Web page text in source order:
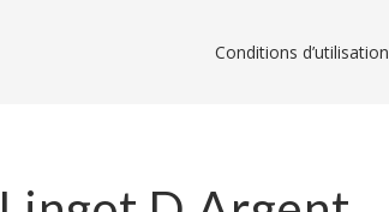
Conditions d’utilisation